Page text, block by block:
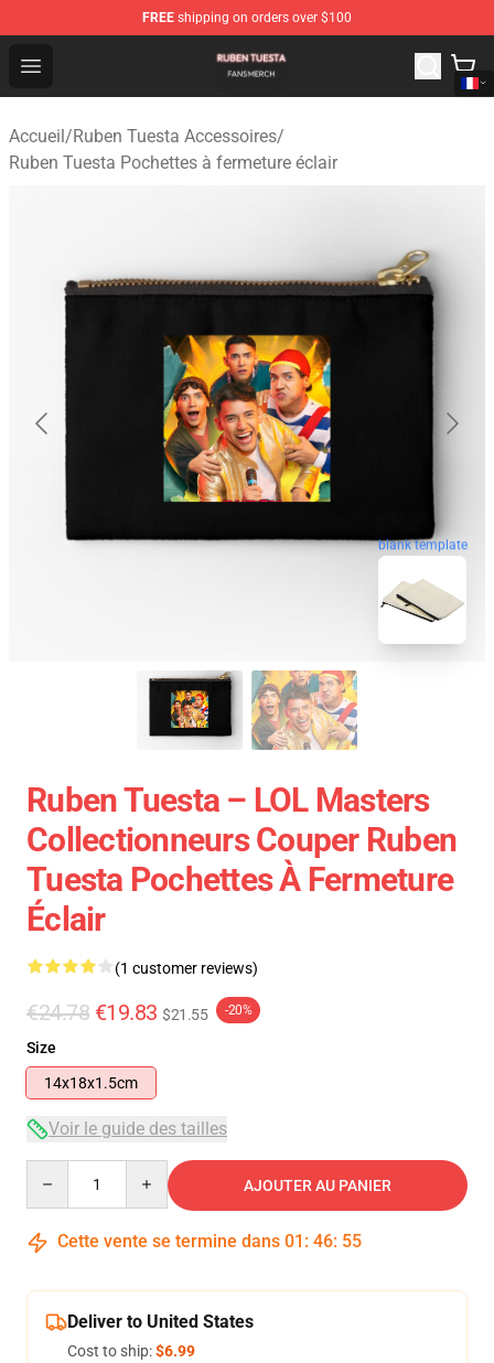
FREE shipping on orders over $100
Open menu
Ruben Tuesta Shop - Official Ruben Tuesta Merchandise
Accueil/Ruben Tuesta Accessoires/
Ruben Tuesta Pochettes à fermeture éclair
blank template
Ruben Tuesta – LOL Masters
Collectionneurs Couper Ruben
Tuesta Pochettes À Fermeture
Éclair
(1 customer reviews)
€24.78 €19.83 $21.55 -20%
Size
14x18x1.5cm
Voir le guide des tailles
AJOUTER AU PANIER
Cette vente se termine dans 01 : 46: 54
Deliver to United States
Cost to ship:$6.99